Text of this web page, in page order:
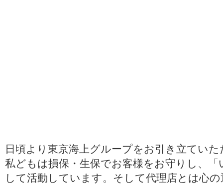
日頃より東京海上グループをお引き立てい
私どもは損保・生保でお客様をお守りし、
して活動しています。そして代理店とは心